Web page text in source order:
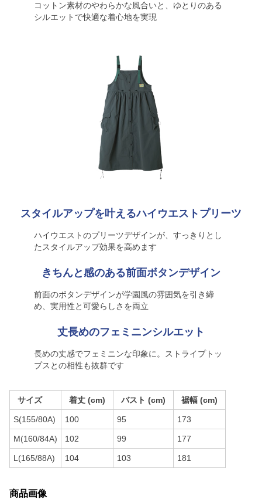
コットン素材のやわらかな風合いと、ゆとりのある
シルエットで快適な着心地を実現
スタイルアップを叶えるハイウエストプリーツ
ハイウエストのプリーツデザインが、すっきりとし
たスタイルアップ効果を高めます
きちんと感のある前面ボタンデザイン
前面のボタンデザインが学園風の雰囲気を引き締
め、実用性と可愛らしさを両立
丈長めのフェミニンシルエット
長めの丈感でフェミニンな印象に。ストライプトッ
プスとの相性も抜群です
サイズ 着丈 (cm) バスト (cm) 裾幅 (cm)
S(155/80A) 100 95 173
M(160/84A) 102 99 177
L(165/88A) 104 103 181
商品画像